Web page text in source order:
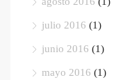
julio 2016 (1)
junio 2016 (1)
mayo 2016 (1)